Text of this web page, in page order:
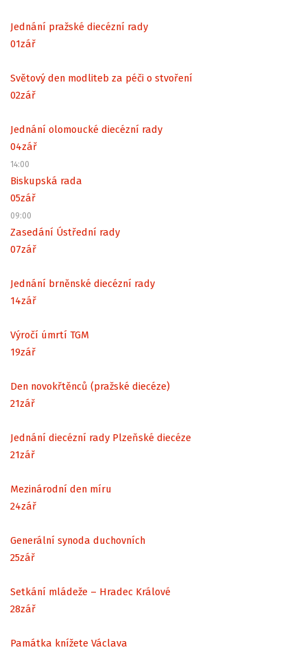
Jednání pražské diecézní rady
01zář
Světový den modliteb za péči o stvoření
02zář
Jednání olomoucké diecézní rady
04zář
14:00
Biskupská rada
05zář
09:00
Zasedání Ústřední rady
07zář
Jednání brněnské diecézní rady
14zář
Výročí úmrtí TGM
19zář
Den novokřtěnců (pražské diecéze)
21zář
Jednání diecézní rady Plzeňské diecéze
21zář
Mezinárodní den míru
24zář
Generální synoda duchovních
25zář
Setkání mládeže – Hradec Králové
28zář
Památka knížete Václava